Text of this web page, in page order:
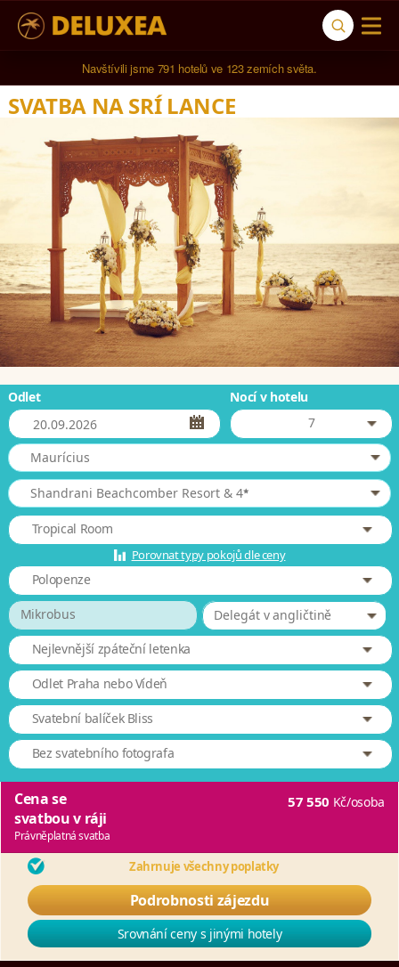
Navštívili jsme 791 hotelů ve 123 zemích světa.
SVATBA NA SRÍ LANCE
Odlet
Nocí v hotelu
7
Maurícius
Shandrani Beachcomber Resort & 4*
Tropical Room
Porovnat typy pokojů dle ceny
Polopenze
Mikrobus
Delegát v angličtině
Nejlevnější zpáteční letenka
Odlet Praha nebo Vídeň
Svatební balíček Bliss
Bez svatebního fotografa
Cena se
svatbou v ráji
Právněplatná svatba
57 550 Kč/osoba
Zahrnuje všechny poplatky
Podrobnosti zájezdu
Srovnání ceny s jinými hotely